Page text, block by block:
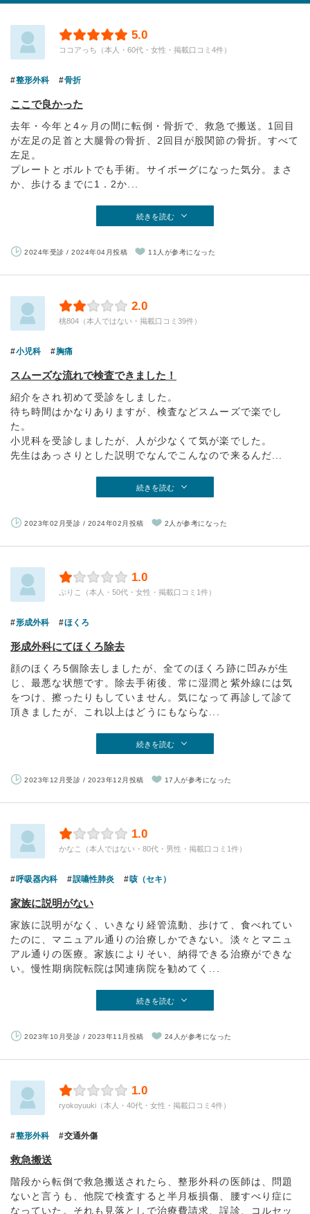
5.0
ココアっち（本人・60代・女性・掲載口コミ4件）
整形外科 骨折
ここで良かった
去年・今年と4ヶ月の間に転倒・骨折で、救急で搬送。1回目
が左足の足首と大腿骨の骨折、2回目が股関節の骨折。すべて
左足。
プレートとボルトでも手術。サイボーグになった気分。まさ
か、歩けるまでに1．2か...
続きを読む
2024年受診 / 2024年04月投稿 11人が参考になった
2.0
桃804（本人ではない・掲載口コミ39件）
小児科 胸痛
スムーズな流れで検査できました！
紹介をされ初めて受診をしました。
待ち時間はかなりありますが、検査などスムーズで楽でし
た。
小児科を受診しましたが、人が少なくて気が楽でした。
先生はあっさりとした説明でなんでこんなので来るんだ...
続きを読む
2023年02月受診 / 2024年02月投稿 2人が参考になった
1.0
ぷりこ（本人・50代・女性・掲載口コミ1件）
形成外科 ほくろ
形成外科にてほくろ除去
顔のほくろ5個除去しましたが、全てのほくろ跡に凹みが生
じ、最悪な状態です。除去手術後、常に湿潤と紫外線には気
をつけ、擦ったりもしていません。気になって再診して診て
頂きましたが、これ以上はどうにもならな...
続きを読む
2023年12月受診 / 2023年12月投稿 17人が参考になった
1.0
かなこ（本人ではない・80代・男性・掲載口コミ1件）
呼吸器内科 誤嚥性肺炎 咳（セキ）
家族に説明がない
家族に説明がなく、いきなり経管流動、歩けて、食べれてい
たのに、マニュアル通りの治療しかできない。淡々とマニュ
アル通りの医療。家族によりそい、納得できる治療ができな
い。慢性期病院転院は関連病院を勧めてく...
続きを読む
2023年10月受診 / 2023年11月投稿 24人が参考になった
1.0
ryokoyuuki（本人・40代・女性・掲載口コミ4件）
整形外科 交通外傷
救急搬送
階段から転倒で救急搬送されたら、整形外科の医師は、問題
ないと言うも、他院で検査すると半月板損傷、腰すべり症に
なっていた。それも見落としで治療費請求、誤診、コルセッ